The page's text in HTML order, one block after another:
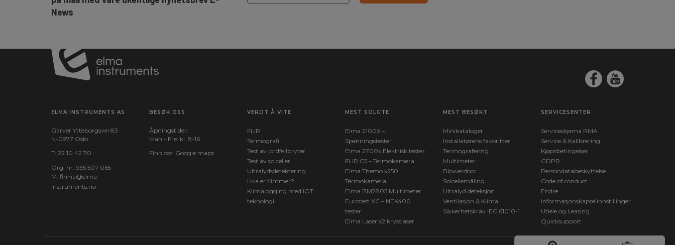
1-440 V AC
TestStrøm A:
Batteri:
Dimensioner: 124x61x27 mm
Nettovægt: 150 g
Max Frekvens (Hz):
News
ELMA INSTRUMENTS AS
Garver Ytteborgsvei 83
N-0977 Oslo
T: 22 10 42 70
Org. nr. 935 507 065
M: firma@elma-
instruments.no​
BESØK OSS
Åpningstider:
Man - Fre: kl. 8-16
Finn oss: Google maps
VERDT Å VITE
FLIR
Termografi
Test av jordfeilbryter
Test av solceller
Ultralydsdetektering
Hva er flimmer?
Klimalogging med IOT
teknologi
MEST SOLGTE
Elma 2100X –
Spenningstester
Elma 2700x Elektrisk tester
FLIR C5 – Termokamera
Elma Themo x250
Termokamera
Elma BM2805 Multimeter
Eurotest XC – NEK400
tester
Elma Laser x2 krysslaser
MEST BESØKT
Minikataloger
Installatørens favoritter
Termografering
Multimeter
Blowerdoor
Solcellemåling
Ultralyd deteksjon
Ventilasjon & Klima
Sikkerhetskrav IEC 61010-1
SERVICESENTER
Serviceskjema RMA
Service & Kalibrering
Kjøpsbetingelser
GDPR
Persondatabeskyttelse
Code of conduct
Endre
informasjonskapselinnstillinger
Utleie og Leasing
Quicksupport